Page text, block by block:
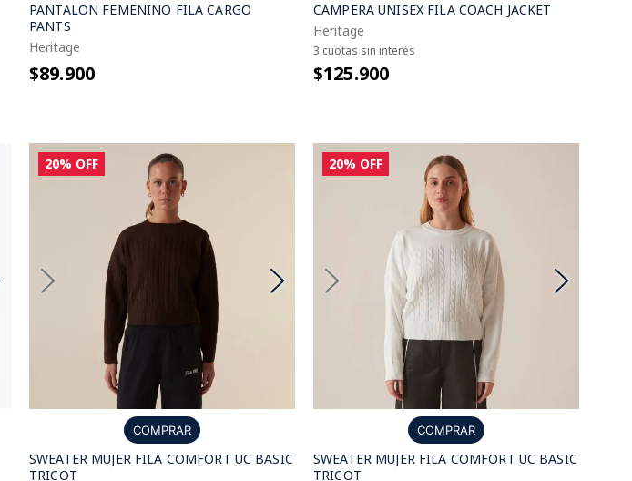
PANTALON FEMENINO FILA CARGO
PANTS
Heritage
$89.900
CAMPERA UNISEX FILA COACH JACKET
Heritage
3 cuotas sin interés
$125.900
20% OFF
COMPRAR
SWEATER MUJER FILA COMFORT UC BASIC
TRICOT
20% OFF
COMPRAR
SWEATER MUJER FILA COMFORT UC BASIC
TRICOT